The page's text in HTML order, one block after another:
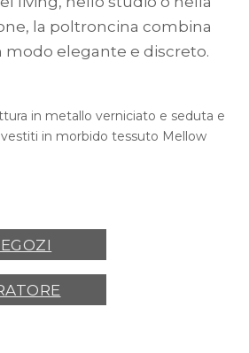
la poltroncina combina
modo elegante e discreto.
in metallo verniciato e seduta e
in morbido tessuto Mellow